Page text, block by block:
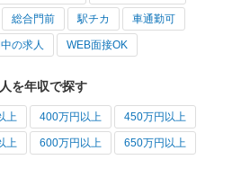
総合門前 駅チカ 車通勤可
の求人 WEB面接OK
を年収で探す
上 400万円以上 450万円以上
上 600万円以上 650万円以上